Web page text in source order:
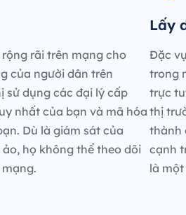
rãi trên mạng cho
của người dân trên
sử dụng các đại lý cấp
nhất của bạn và mã hóa
Dù là giám sát của
họ không thể theo dõi
Lấy
Đặc
trong
trực
thị
thành
cạnh
là